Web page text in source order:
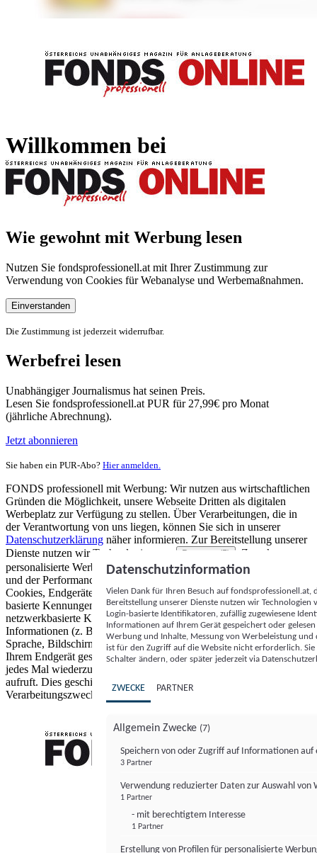
Willkommen bei
Wie gewohnt mit Werbung lesen
Nutzen Sie fondsprofessionell.at mit Ihrer Zustimmung zur
Verwendung von Cookies für Webanalyse und Werbemaßnahmen.
Einverstanden
Die Zustimmung ist jederzeit widerrufbar.
Werbefrei lesen
Unabhängiger Journalismus hat seinen Preis.
Lesen Sie fondsprofessionell.at PUR für 27,99€ pro Monat
(jährliche Abrechnung).
Jetzt abonnieren
Sie haben ein PUR-Abo? Hier anmelden.
FONDS professionell mit Werbung: Wir nutzen aus wirtschaftlichen
Gründen die Möglichkeit, unsere Webseite Dritten als digitalen
Werbeplatz zur Verfügung zu stellen. Über Verarbeitungen, die in
der Verantwortung von uns liegen, können Sie sich in unserer
Datenschutzerklärung näher informieren. Zur Bereitstellung unserer
Dienste nutzen wir Technologien von
Partnern (5)
. Zwecke:
personalisierte Werbung und Inhalte, Messung von Werbeleistung
und der Performance von Inhalten sowie Zielgruppenforschung.
Cookies, Endgeräte- oder ähnliche Online-Kennungen (z. B. login-
basierte Kennungen, zufällig generierte Kennungen,
netzwerkbasierte Kennungen) können zusammen mit anderen
Informationen (z. B. Browsertyp und Browserinformationen,
Sprache, Bildschirmgröße, unterstützte Technologien usw.) auf
Ihrem Endgerät gespeichert oder von dort ausgelesen werden, um es
jedes Mal wiederzuerkennen, wenn es eine App oder einer Webseite
aufruft. Dies geschieht für einen oder mehrere der hier aufgeführten
Verarbeitungszwecke.
Datenschutzinformation
Vielen Dank für Ihren Besuch auf
Bereitstellung unserer Dienste nutzen wir Technologien
Login-basierte Identifikatoren, zufällig zugewiesene
Informationen auf Ihrem Gerät gespeichert oder
Werbung und Inhalte, Messung von Werbeleistung
ist für den Zugriff auf die Website nicht erforderlich.
Schalter ändern, oder später jederzeit via
ZWECKE PARTNER
Allgemein Zwecke (7)
Speichern von oder Zugriff auf Informationen auf
3 Partner
Verwendung reduzierter Daten zur Auswahl von
1 Partner
- mit berechtigtem Interesse
1 Partner
Erstellung von Profilen für personalisierte
FONDS professionell